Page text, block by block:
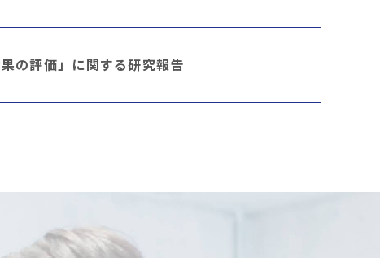
の評価」に関する研究報告